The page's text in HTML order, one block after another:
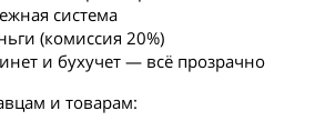
система
(комиссия 20%)
и бухучет — всё прозрачно
и товарам: